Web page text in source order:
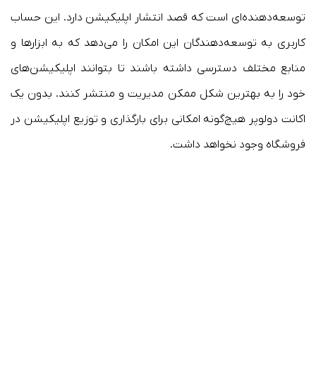
توسعه‌دهنده‌ای است که قصد انتشار اپلیکیشن دارد. این حساب
کاربری به توسعه‌دهندگان این امکان را می‌دهد که به ابزارها و
منابع مختلف دسترسی داشته باشند تا بتوانند اپلیکیشن‌های
خود را به بهترین شکل ممکن مدیریت و منتشر کنند. بدون یک
اکانت دولوپر هیچ‌گونه امکانی برای بارگذاری و توزیع اپلیکیشن در
فروشگاه وجود نخواهد داشت.